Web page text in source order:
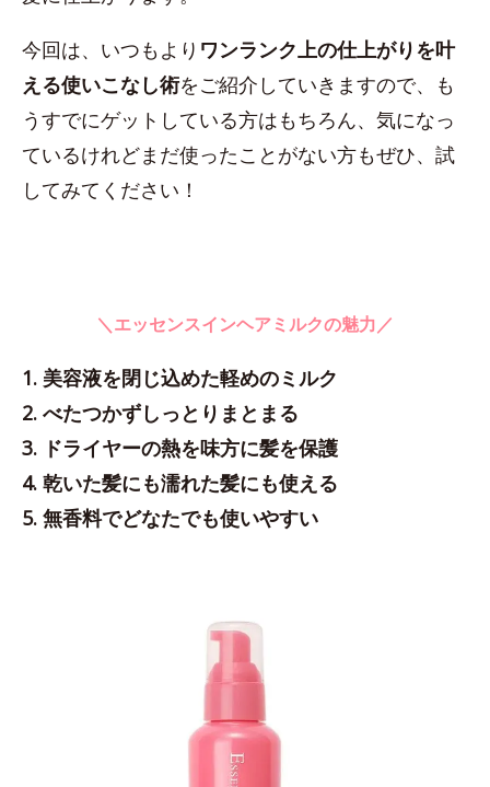
今回は、いつもより ワンランク上の仕上がりを叶
える使いこなし術をご紹介していきますので、も
うすでにゲットしている方はもちろん、気になっ
ているけれどまだ使ったことがない方もぜひ、試
してみてください！
＼エッセンスインヘアミルクの魅力／
1. 美容液を閉じ込めた軽めのミルク
2. べたつかずしっとりまとまる
3. ドライヤーの熱を味方に髪を保護
4. 乾いた髪にも濡れた髪にも使える
5. 無香料でどなたでも使いやすい